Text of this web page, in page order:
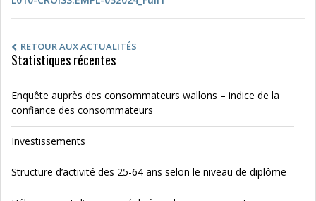
RETOUR AUX ACTUALITÉS
Statistiques récentes
Enquête auprès des consommateurs wallons – indice de la
confiance des consommateurs
Investissements
Structure d’activité des 25-64 ans selon le niveau de diplôme